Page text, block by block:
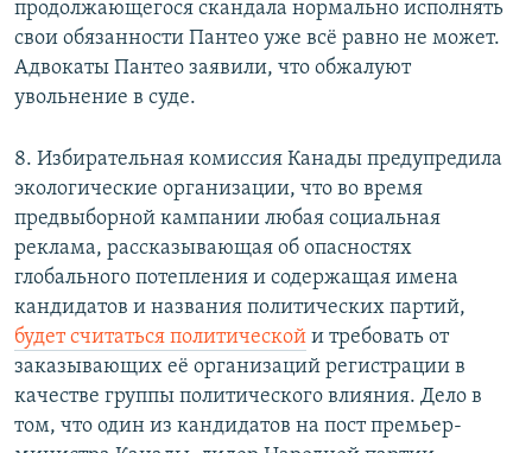
продолжающегося скандала нормально исполнять
свои обязанности Пантео уже всё равно не может.
Адвокаты Пантео заявили, что обжалуют
увольнение в суде.
8. Избирательная комиссия Канады предупредила
экологические организации, что во время
предвыборной кампании любая социальная
реклама, рассказывающая об опасностях
глобального потепления и содержащая имена
кандидатов и названия политических партий,
будет считаться политической и требовать от
заказывающих её организаций регистрации в
качестве группы политического влияния. Дело в
том, что один из кандидатов на пост премьер-